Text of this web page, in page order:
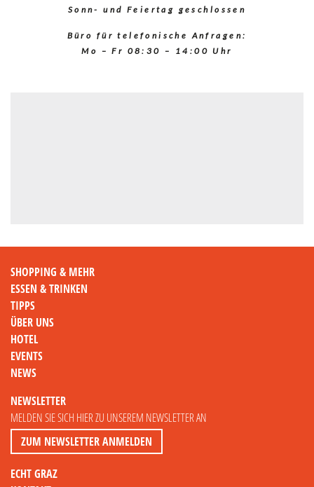
Sonn- und Feiertag geschlossen
Büro für telefonische Anfragen:
Mo – Fr 08:30 – 14:00 Uhr
SHOPPING & MEHR
ESSEN & TRINKEN
TIPPS
ÜBER UNS
HOTEL
EVENTS
NEWS
NEWSLETTER
MELDEN SIE SICH HIER ZU UNSEREM NEWSLETTER AN
ZUM NEWSLETTER ANMELDEN
ECHT GRAZ